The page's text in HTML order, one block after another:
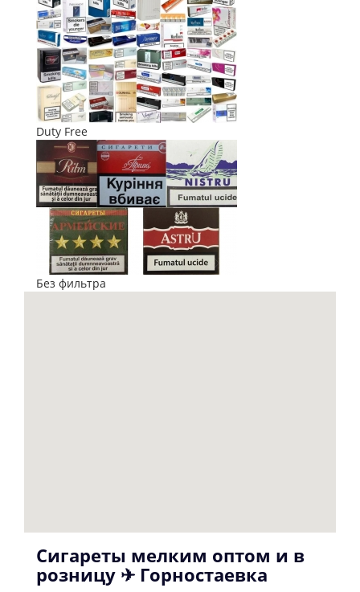
Duty Free
Без фильтра
Сигареты мелким оптом и в
розницу ✈ Горностаевка